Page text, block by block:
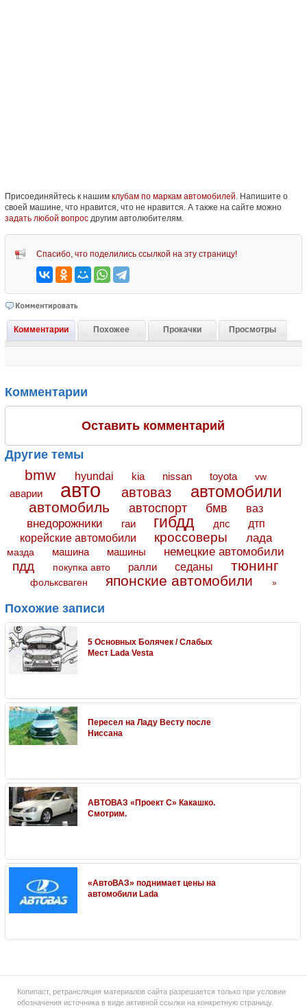
Присоединяйтесь к нашим клубам по маркам автомобилей. Напишите о
своей машине, что нравится, что не нравится. А также на сайте можно
задать любой вопросдругим автолюбителям.
Спасибо, что поделились ссылкой на эту страницу!
Комментарии Похожее Прокачки Просмотры
Комментарии
Оставить комментарий
Другие темы
bmw hyundai kia nissan toyota vw
аварии авто автоваз автомобили
автомобиль автоспорт бмв ваз
внедорожники гаи гибдд дпс дтп
корейские автомобили кроссоверы лада
мазда машина машины немецкие автомобили
пдд покупка авто ралли седаны тюнинг
фольксваген японские автомобили »
Похожие записи
5 Основных Болячек / Слабых
Мест Lada Vesta
Пересел на Ладу Весту после
Ниссана
АВТОВАЗ «Проект С» Какашко.
Смотрим.
«АвтоВАЗ» поднимает цены на
автомобили Lada
Копипаст, ретрансляция материалов сайта разрешается только при условии
обозначения источника в виде активной ссылки на конкретную страницу.